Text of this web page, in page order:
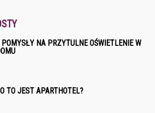
NA PRZYTULNE OŚWIETLENIE W
TO JEST APARTHOTEL?